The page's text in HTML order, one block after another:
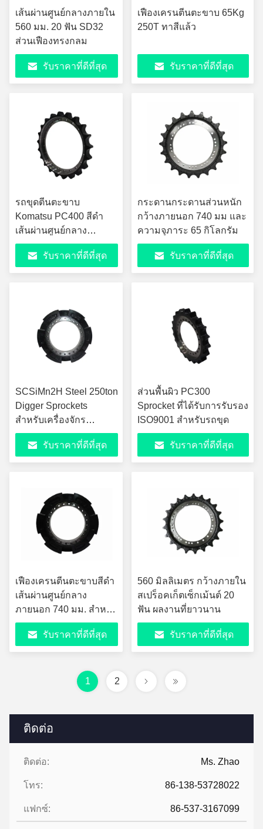
ติดต่อ
ติดต่อ: Ms. Zhao
โทร: 86-138-53728022
แฟกซ์: 86-537-3167099
เส้นผ่านศูนย์กลางภายใน
560 มม. 20 ฟัน SD32
ส่วนเฟืองทรงกลม
รับราคาที่ดีที่สุด
เฟืองเครนตีนตะขาบ 65Kg
250T ทาสีแล้ว
รับราคาที่ดีที่สุด
รถขุดตีนตะขาบ
Komatsu PC400 สีดำ
เส้นผ่านศูนย์กลาง
ภายนอก 740 มม
รับราคาที่ดีที่สุด
กระดานกระดานส่วนหนัก
กว้างภายนอก 740 มม และ
ความจุภาระ 65 กิโลกรัม
รับราคาที่ดีที่สุด
SCSiMn2H Steel 250ton
Digger Sprockets
สำหรับเครื่องจักร
อุตสาหกรรม
รับราคาที่ดีที่สุด
ส่วนพื้นผิว PC300
Sprocket ที่ได้รับการรับรอง
ISO9001 สำหรับรถขุด
รับราคาที่ดีที่สุด
เฟืองเครนตีนตะขาบสีดำ
เส้นผ่านศูนย์กลาง
ภายนอก 740 มม. สำหรับ
เครื่องจักรก่อสร้าง 250T
รับราคาที่ดีที่สุด
560 มิลลิเมตร กว้างภายใน
สเปร็อคเก็ตเซ็กเม้นต์ 20
ฟัน ผลงานที่ยาวนาน
รับราคาที่ดีที่สุด
1 2